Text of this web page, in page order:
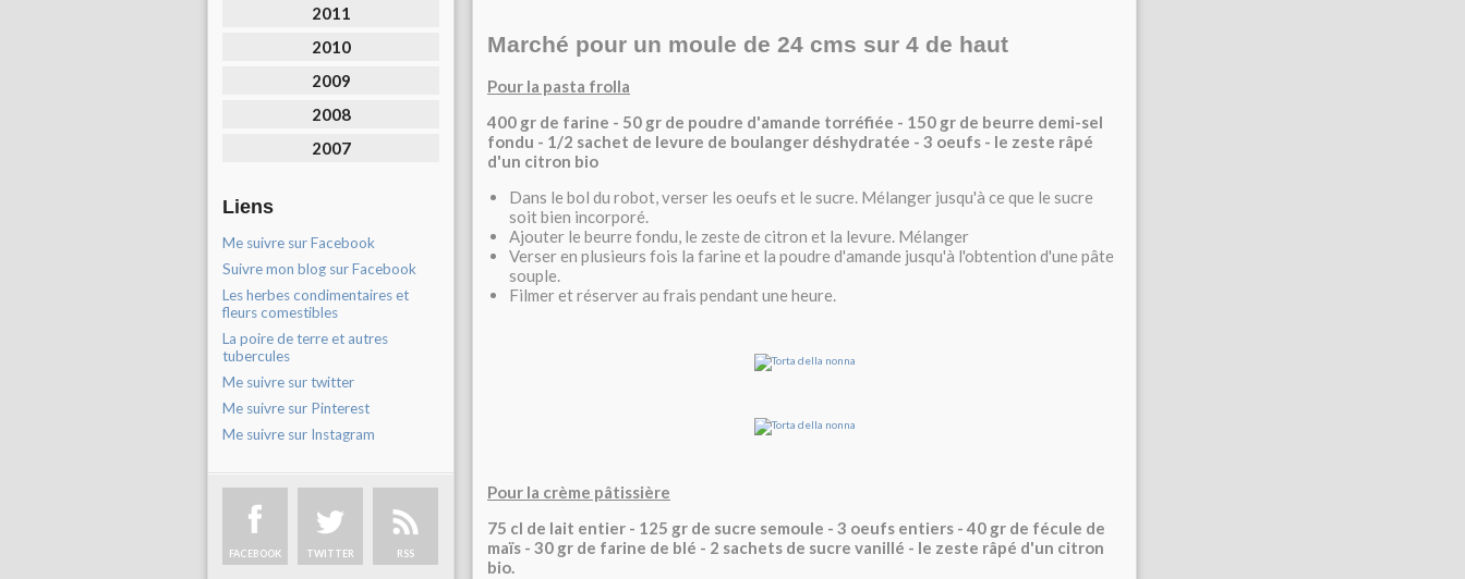
2011
2010
2009
2008
2007
Liens
Me suivre sur Facebook
Suivre mon blog sur Facebook
Les herbes condimentaires et
fleurs comestibles
La poire de terre et autres
tubercules
Me suivre sur twitter
Me suivre sur Pinterest
Me suivre sur Instagram
FACEBOOK TWITTER RSS
Marché pour un moule de 24 cms sur 4 de haut
Pour la pasta frolla
400 gr de farine - 50 gr de poudre d'amande torréfiée - 150 gr de beurre demi-sel
fondu - 1/2 sachet de levure de boulanger déshydratée - 3 oeufs - le zeste râpé
d'un citron bio
Dans le bol du robot, verser les oeufs et le sucre. Mélanger jusqu'à ce que le sucre
soit bien incorporé.
Ajouter le beurre fondu, le zeste de citron et la levure. Mélanger
Verser en plusieurs fois la farine et la poudre d'amande jusqu'à l'obtention d'une pâte
souple.
Filmer et réserver au frais pendant une heure.
Pour la crème pâtissière
75 cl de lait entier - 125 gr de sucre semoule - 3 oeufs entiers - 40 gr de fécule de
maïs - 30 gr de farine de blé - 2 sachets de sucre vanillé - le zeste râpé d'un citron
bio.